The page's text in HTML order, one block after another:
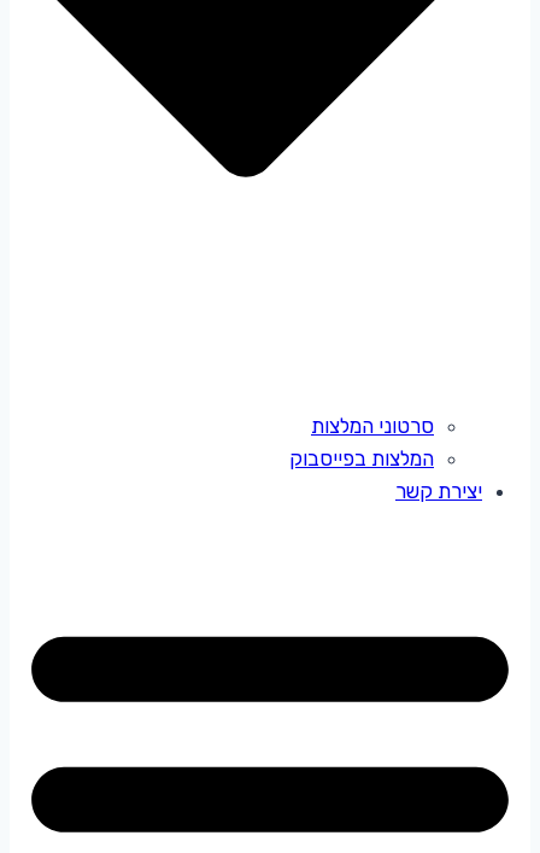
סרטוני המלצות
המלצות בפייסבוק
יצירת קשר